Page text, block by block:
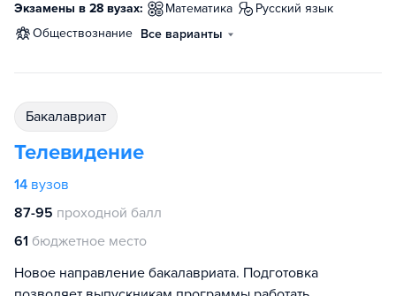
Экзамены в 28 вузах: математика
русский язык
обществознание Все варианты
бакалавриат
Телевидение
14 вузов
87-95 проходной балл
61 бюджетное место
Новое направление бакалавриата. Подготовка